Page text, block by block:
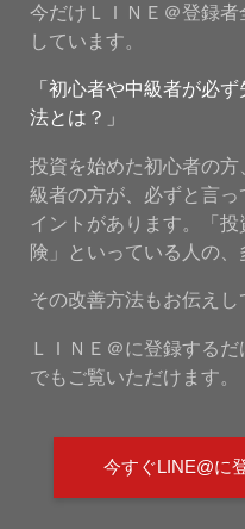
今だけＬＩＮＥ＠登録
しています。
「初心者や中級者が必
法とは？」
投資を始めた初心者の
級者の方が、必ずと言
イントがあります。「
険」といっている人の
その改善方法もお伝えし
ＬＩＮＥ＠に登録する
でもご覧いただけます。
今すぐLINE@に